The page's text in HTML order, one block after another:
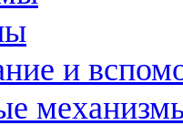
и